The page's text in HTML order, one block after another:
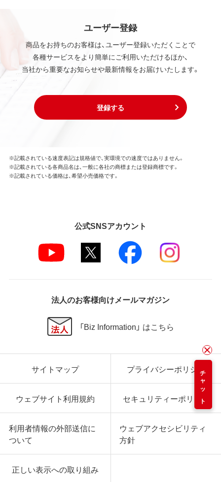
ユーザー登録
商品をお持ちのお客様は、ユーザー登録いただくことで
各種サービスをより簡単にご利用いただけるほか、
当社から重要なお知らせや最新情報をお届けいたします。
登録する
チャット
※記載されている速度表記は規格値で、実環境での速度ではありません。
※記載されている各商品名は、一般に各社の商標または登録商標です。
※記載されている価格は、希望小売価格です。
公式SNSアカウント
法人のお客様向けメールマガジン
「Biz Information」 はこちら
サイトマップ プライバシーポリシー
ウェブサイト利用規約 セキュリティーポリシー
利用者情報の外部送信に
ついて
ウェブアクセシビリティ
方針
正しい表示への取り組み